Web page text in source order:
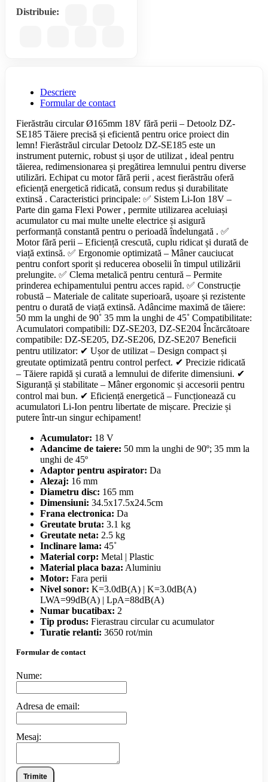
Distribuie:
Descriere
Formular de contact
Fierăstrău circular Ø165mm 18V fără perii – Detoolz DZ-
SE185 Tăiere precisă și eficientă pentru orice proiect din
lemn! Fierăstrăul circular Detoolz DZ-SE185 este un
instrument puternic, robust și ușor de utilizat , ideal pentru
tăierea, redimensionarea și pregătirea lemnului pentru diverse
utilizări. Echipat cu motor fără perii , acest fierăstrău oferă
eficiență energetică ridicată, consum redus și durabilitate
extinsă . Caracteristici principale: ✅ Sistem Li-Ion 18V –
Parte din gama Flexi Power , permite utilizarea aceluiași
acumulator cu mai multe unelte electrice și asigură
performanță constantă pentru o perioadă îndelungată . ✅
Motor fără perii – Eficiență crescută, cuplu ridicat și durată de
viață extinsă. ✅ Ergonomie optimizată – Mâner cauciucat
pentru confort sporit și reducerea oboselii în timpul utilizării
prelungite. ✅ Clema metalică pentru centură – Permite
prinderea echipamentului pentru acces rapid. ✅ Construcție
robustă – Materiale de calitate superioară, ușoare și rezistente
pentru o durată de viață extinsă. Adâncime maximă de tăiere:
50 mm la unghi de 90˚ 35 mm la unghi de 45˚ Compatibilitate:
Acumulatori compatibili: DZ-SE203, DZ-SE204 Încărcătoare
compatibile: DZ-SE205, DZ-SE206, DZ-SE207 Beneficii
pentru utilizator: ✔ Ușor de utilizat – Design compact și
greutate optimizată pentru control perfect. ✔ Precizie ridicată
– Tăiere rapidă și curată a lemnului de diferite dimensiuni. ✔
Siguranță și stabilitate – Mâner ergonomic și accesorii pentru
control mai bun. ✔ Eficiență energetică – Funcționează cu
acumulatori Li-Ion pentru libertate de mișcare. Precizie și
putere într-un singur echipament!
Acumulator: 18 V
Adancime de taiere: 50 mm la unghi de 90º; 35 mm la
unghi de 45º
Adaptor pentru aspirator: Da
Alezaj: 16 mm
Diametru disc: 165 mm
Dimensiuni: 34.5x17.5x24.5cm
Frana electronica: Da
Greutate bruta: 3.1 kg
Greutate neta: 2.5 kg
Inclinare lama: 45˚
Material corp: Metal | Plastic
Material placa baza: Aluminiu
Motor: Fara perii
Nivel sonor: K=3.0dB(A) | K=3.0dB(A)
LWA=99dB(A) | LpA=88dB(A)
Numar bucatibax: 2
Tip produs: Fierastrau circular cu acumulator
Turatie relanti: 3650 rot/min
Formular de contact
Nume:
Adresa de email:
Mesaj:
Trimite